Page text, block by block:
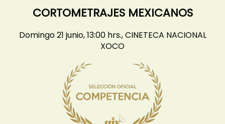
CORTOMETRAJES MEXICANOS
Domingo 21 junio, 13:00 hrs., CINETECA NACIONAL
XOCO